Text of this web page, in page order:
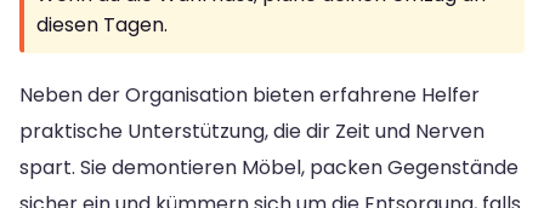
diesen Tagen.
Neben der Organisation bieten erfahrene Helfer
praktische Unterstützung, die dir Zeit und Nerven
spart. Sie demontieren Möbel, packen Gegenstände